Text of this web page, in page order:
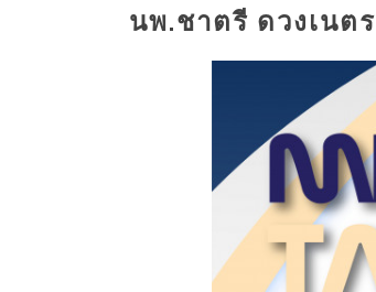
นพ.ชาตรี ดวงเนตร